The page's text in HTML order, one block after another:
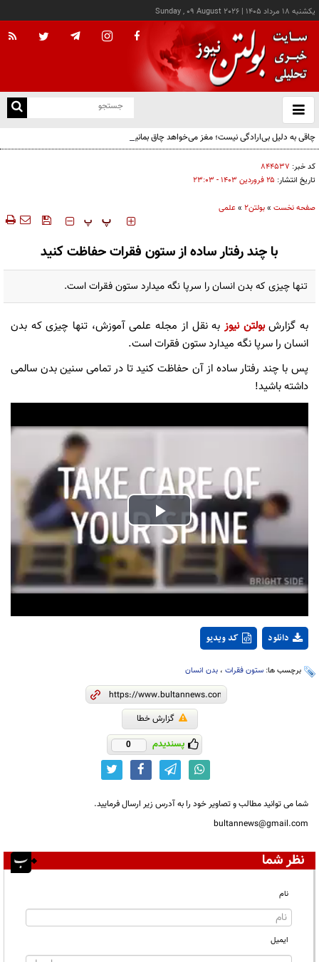
يکشنبه ۱۸ مرداد ۱۴۰۵ |
Sunday , 09 August 2026
باز
و
چاقی به دلیل بی‌ارادگی نیست؛ مغز می‌خواهد چاق بمانیم!
کد خبر: ۸۴۴۵۳۷
تاریخ انتشار: ۲۵ فروردين ۱۴۰۳ - ۲۳:۰۳
صفحه نخست »بولتن2 »علمی
‍‍‍ پ پ
با چند رفتار ساده از ستون فقرات حفاظت کنید
تنها چیزی که بدن انسان را سرپا نگه میدارد ستون فقرات است.
به گزارشبولتن نیوز به نقل از مجله علمی آموزش، تنها چیزی که بدن
انسان را سرپا نگه میدارد ستون فقرات است.
پس با چند رفتار ساده از آن حفاظت کنید تا در تمامی سنین بدن سالمی
داشته باشید!
Play
Video
کد ویدیو دانلود
برچسب ها: ستون فقرات ، بدن انسان
گزارش خطا
پسندیدم 0
شما می توانید مطالب و تصاویر خود را به آدرس زیر ارسال فرمایید.
bultannews@gmail.com
نظر شما
نام
ایمیل